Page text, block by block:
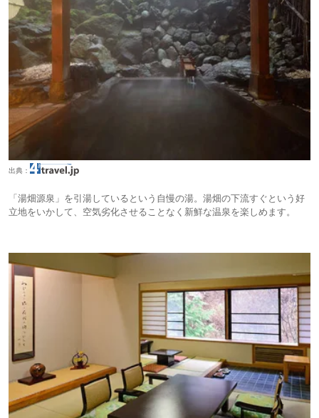
出典：
「湯畑源泉」を引湯しているという自慢の湯。湯畑の下流すぐという好
立地をいかして、空気劣化させることなく新鮮な温泉を楽しめます。